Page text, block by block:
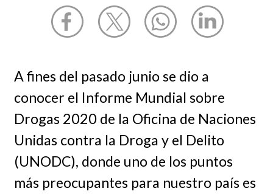
A fines del pasado junio se dio a
conocer el Informe Mundial sobre
Drogas 2020 de la Oficina de Naciones
Unidas contra la Droga y el Delito
(UNODC), donde uno de los puntos
más preocupantes para nuestro país es